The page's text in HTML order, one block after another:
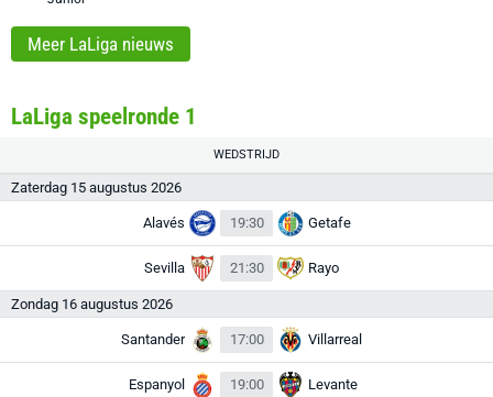
Meer LaLiga nieuws
LaLiga speelronde 1
WEDSTRIJD
Zaterdag 15 augustus 2026
Alavés 19:30 Getafe
Sevilla 21:30 Rayo
Zondag 16 augustus 2026
Santander 17:00 Villarreal
Espanyol 19:00 Levante